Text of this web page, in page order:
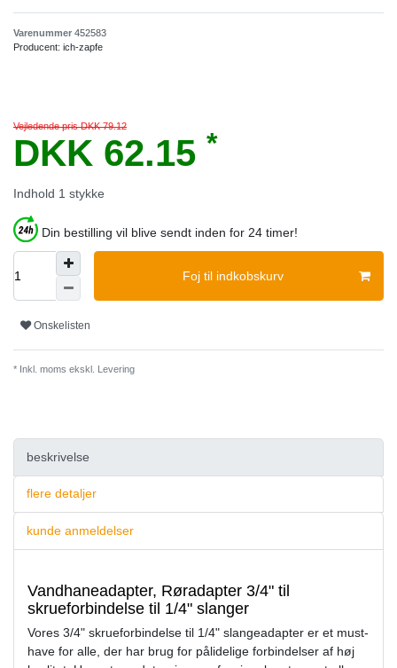
Varenummer 452583
Producent: ich-zapfe
Vejledende pris DKK 79.12
DKK 62.15 *
Indhold 1 stykke
Din bestilling vil blive sendt inden for 24 timer!
Foj til indkobskurv
Onskelisten
* Inkl. moms ekskl. Levering
beskrivelse
flere detaljer
kunde anmeldelser
Vandhaneadapter, Røradapter 3/4" til
skrueforbindelse til 1/4" slanger
Vores 3/4" skrueforbindelse til 1/4" slangeadapter er et must-
have for alle, der har brug for pålidelige forbindelser af høj